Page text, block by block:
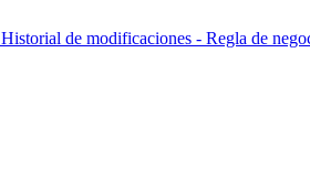
Historial de modificaciones - Regla de